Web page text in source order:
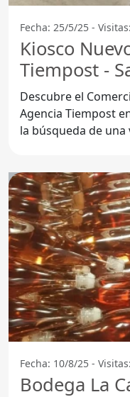
Fecha: 25/5/25 -
Kiosco
Tiempost -
Descubre el
Agencia Tiempost en
la búsqueda de
Fecha: 10/8/25 -
Bodega La